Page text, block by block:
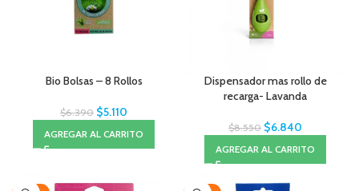
Bio Bolsas – 8 Rollos
$6.390 $5.110
AGREGAR AL CARRITO
Dispensador mas rollo de
recarga- Lavanda
$8.550 $6.840
AGREGAR AL CARRITO